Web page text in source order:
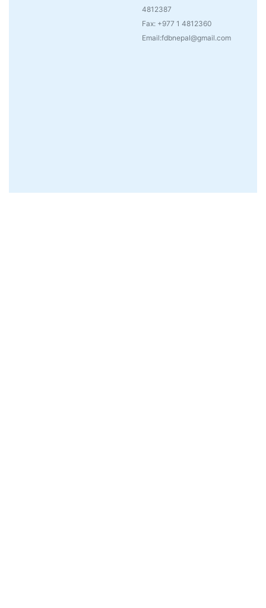
4812387
Fax: +977 1 4812360
Email:fdbnepal@gmail.com